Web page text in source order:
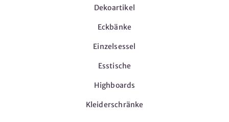
Dekoartikel
Eckbänke
Einzelsessel
Esstische
Highboards
Kleiderschränke